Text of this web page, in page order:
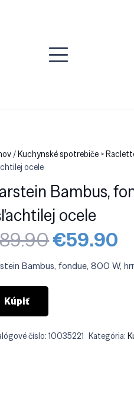
/Kuchynské spotrebiče >
ocele
Bambus,
ocele
89.90Pôvodná
cena
bola:
€89.90.
€59.90
Bambus, fondue, 800 W,
Kúpiť
číslo:10035221 Kategória: